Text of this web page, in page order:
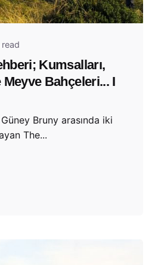
read
Kumsalları,
Bahçeleri... I
Bruny arasında iki
The...